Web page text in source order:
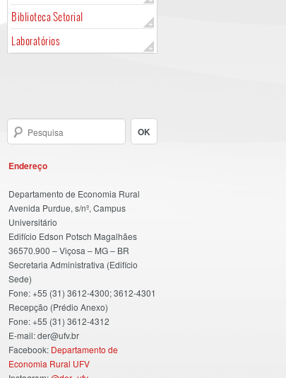
Biblioteca Setorial
Laboratórios
Endereço
Departamento de Economia Rural
Avenida Purdue, s/nº, Campus
Universitário
Edifício Edson Potsch Magalhães
36570.900 – Viçosa – MG – BR
Secretaria Administrativa (Edifício
Sede)
Fone: +55 (31) 3612-4300; 3612-4301
Recepção (Prédio Anexo)
Fone: +55 (31) 3612-4312
E-mail: der@ufv.br
Facebook: Departamento de
Economia Rural UFV